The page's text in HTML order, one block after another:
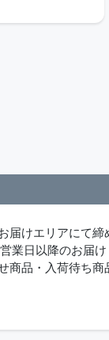
けエリアにて締
業日以降のお届け
品・入荷待ち